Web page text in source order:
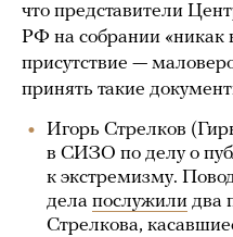
что представители
РФ на собрании «никак
присутствие —
принять такие
Игорь Стрелков
в СИЗО по делу о
к экстремизму.
дела послужили два
Стрелкова,